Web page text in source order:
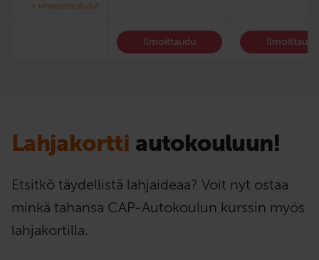
+ viranomaiskulut
Ilmoittaudu Ilmoittaudu
Lahjakortti autokouluun!
Etsitkö täydellistä lahjaideaa? Voit nyt ostaa
minkä tahansa CAP-Autokoulun kurssin myös
lahjakortilla.